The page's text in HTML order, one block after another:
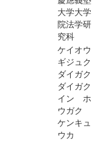
大学大学
院法学研
究科
ケイオウ
ギジュク
ダイガク
ダイガク
イン ホ
ウガク
ケンキュ
ウカ